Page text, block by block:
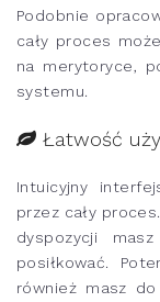
Podobnie
cały proces
na merytoryce,
systemu.
Łatwość
Intuicyjny
przez cały
dyspozycji
posiłkować.
również masz